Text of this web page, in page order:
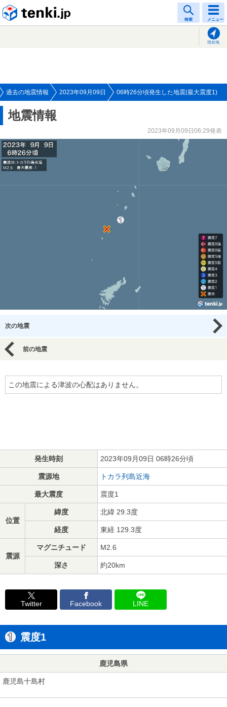
検索 メニュー
現在地
過去の地震情報 2023年09月09日 06時26分頃発生した地震(最大震度1)
地震情報
2023年09月09日06:29発表
次の地震
前の地震
この地震による津波の心配はありません。
発生時刻 2023年09月09日 06時26分頃
震源地 トカラ列島近海
最大震度 震度1
位置
緯度 北緯 29.3度
経度 東経 129.3度
震源
マグニチュード M2.6
深さ 約20km
Twitter Facebook LINE
震度1
鹿児島県
鹿児島十島村